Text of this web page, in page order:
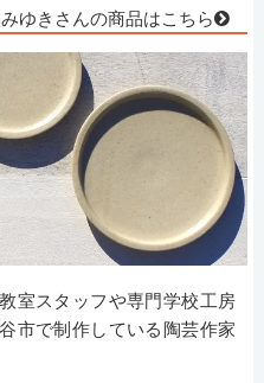
ゆきさんの商品はこちら
室スタッフや専門学校工房
市で制作している陶芸作家